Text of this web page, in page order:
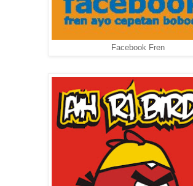
Facebook Fren